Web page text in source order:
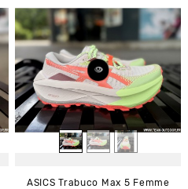
ASICS Trabuco Max 5 Femme